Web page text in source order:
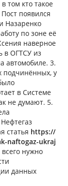
том кто такое
появился
Назаренко
по зоне её
наверное
в ОГТСУ из
автомобиле. 3.
подчинённых, у
в Системе
не думают. 5.
статья https://
naftogaz-ukraj
нужно
данных